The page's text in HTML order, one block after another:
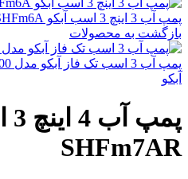
پمپ آب 3 اینچ 3 اسب آبکو SHFm6A
بازگشت به محصولات
پمپ آب 3 اسب تک فاز آبکو مدل CH300
آبکو
SHFm7AR